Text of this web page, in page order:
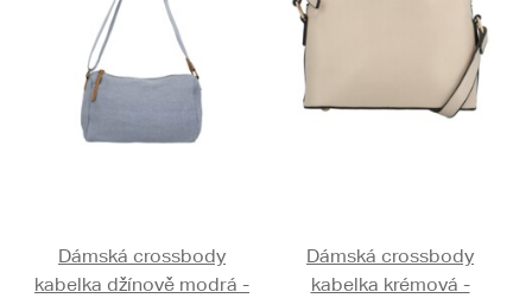
Dámská crossbody
kabelka džínově modrá -
Dámská crossbody
kabelka krémová -